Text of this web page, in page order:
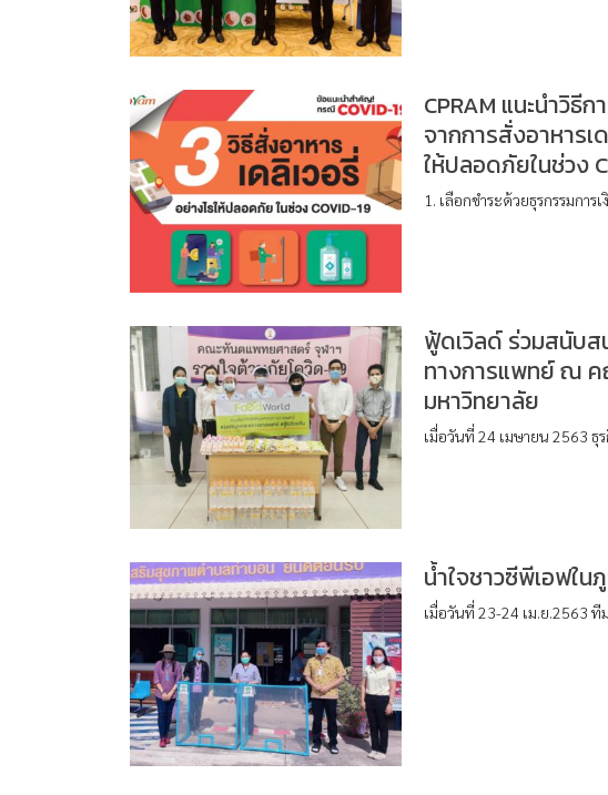
CPRAM แนะนำวิธี
จากการสั่งอาหารเ
ให้ปลอดภัยในช่วง
1. เลือกชำระด้วยธุรกรรมกา
ฟู้ดเวิลด์ ร่วมสนับส
ทางการแพทย์ ณ
มหาวิทยาลัย
เมื่อวันที่ 24 เมษายน 2563
น้ำใจชาวซีพีเอฟใ
เมื่อวันที่ 23-24 เม.ย.2563 ที